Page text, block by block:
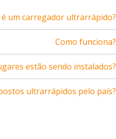
é um carregador ultrarrápido?
Como funciona?
estão sendo instalados?
ultrarrápidos pelo país?